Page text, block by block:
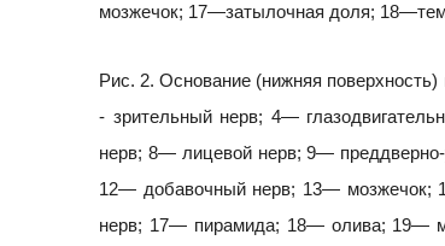
мозжечок; 17—затылочная доля;
Рис. 2. Основание (нижняя
- зрительный нерв; 4—
нерв; 8— лицевой нерв; 9—
12— добавочный нерв; 13— мозжечок;
нерв; 17— пирамида; 18— олива; 19—